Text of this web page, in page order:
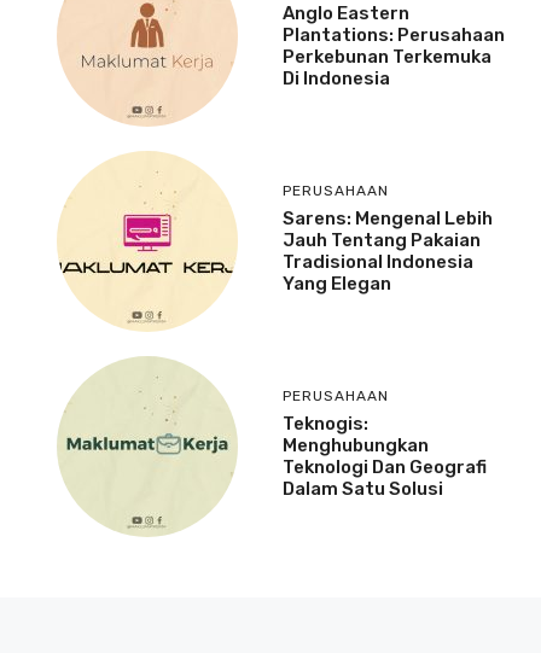
Anglo Eastern
Plantations: Perusahaan
Perkebunan Terkemuka
Di Indonesia
PERUSAHAAN
Sarens: Mengenal Lebih
Jauh Tentang Pakaian
Tradisional Indonesia
Yang Elegan
PERUSAHAAN
Teknogis:
Menghubungkan
Teknologi Dan Geografi
Dalam Satu Solusi